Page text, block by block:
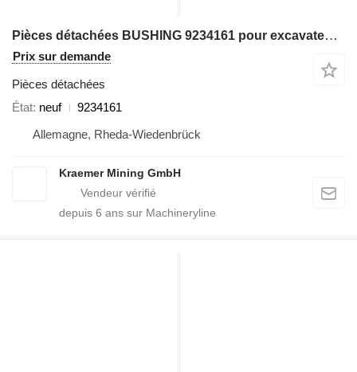
Pièces détachées BUSHING 9234161 pour excavateur Liebherr R984; R9150
Prix sur demande
Pièces détachées
État neuf
9234161
Allemagne, Rheda-Wiedenbrück
Kraemer Mining GmbH
depuis 6 ans sur Machineryline